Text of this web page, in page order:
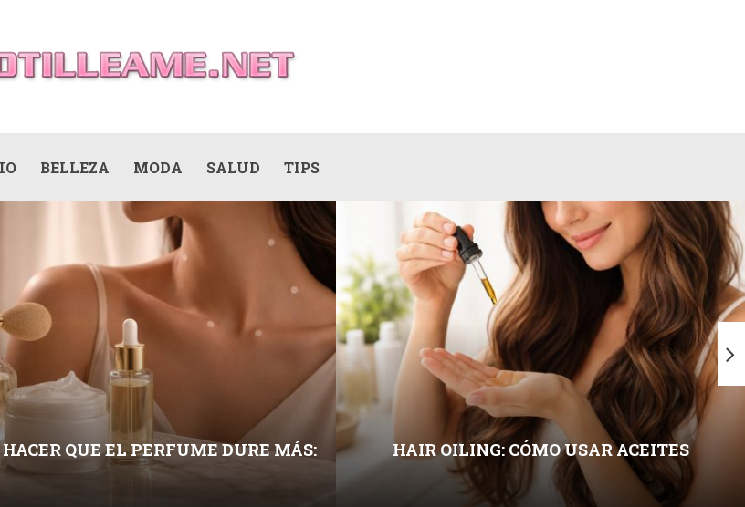
BELLEZA MODA SALUD TIPS
HACER QUE EL PERFUME DURE MÁS:
HIDRATACIÓN Y PUNTOS DE
HAIR OILING: CÓMO USAR ACEITES
CAPILARES SIN ENGRASAR SEGÚN
POROSIDAD Y TIPO DE CABELLO